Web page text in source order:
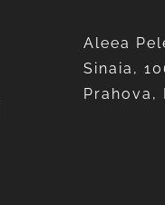
Aleea
Sinaia,
Prahova,